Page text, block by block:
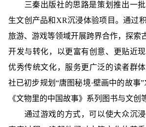
三秦出版社的思路是策划推出一批
生文创产品和XR沉浸体验项目。通过
旅游、游戏等领域开展跨界合作，探索
开发与转化，以更富有创意、更贴近
优秀传统文化，服务更广泛的读者群
社已初步规划“唐图秘境·壁画中的故事
《文物里的中国故事》系列图书与文创
通过游戏的方式，可以使大众沉浸